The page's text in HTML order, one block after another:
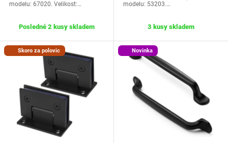
modelu: 67020. Velikost:…
Posledné 2 kusy skladem
modelu: 53203.…
3 kusy skladem
Skoro za polovic Novinka